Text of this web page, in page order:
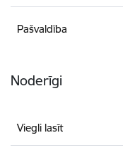
Pašvaldība
Noderīgi
Viegli lasīt